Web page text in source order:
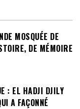
MOSQUÉE DE
DE MÉMOIRE
: EL HADJI DJILY
A FAÇONNÉ